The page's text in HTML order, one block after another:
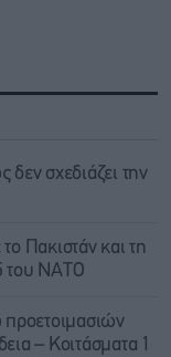
σχεδιάζει την
Πακιστάν και τη
του ΝΑΤΟ
προετοιμασιών
– Κοιτάσματα 1